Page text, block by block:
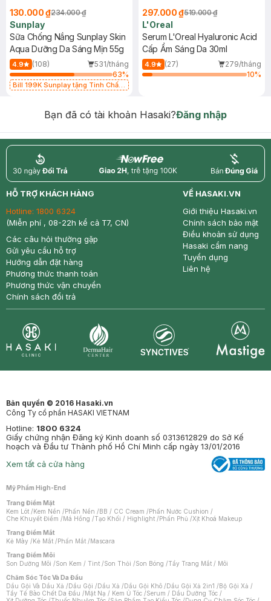
130.000 ₫234.000 ₫
Sunplay
Sữa Chống Nắng Sunplay Skin
Aqua Dưỡng Da Sáng Mịn 55g
4.9 (108)
531/tháng
63%
Bill 199K Sunplay tặng Tinh Chất
297.000 ₫519.000 ₫
L'Oreal
Serum L'Oreal Hyaluronic Acid
Cấp Ẩm Sáng Da 30ml
4.9 (27)
279/tháng
10%
Bạn đã có tài khoản Hasaki?Đăng nhập
return nowfree price
HỖ TRỢ KHÁCH HÀNG
Hotline: 1800 6324
(Miễn phí , 08-22h kể cả T7, CN)
Các câu hỏi thường gặp
Gửi yêu cầu hỗ trợ
Hướng dẫn đặt hàng
Phương thức thanh toán
Phương thức vận chuyển
Chính sách đổi trả
VỀ HASAKI.VN
Giới thiệu Hasaki.vn
Chính sách bảo mật
Điều khoản sử dụng
Hasaki cẩm nang
Tuyển dụng
Liên hệ
Bản quyền © 2016 Hasaki.vn
Công Ty cổ phần HASAKI VIETNAM
Hotline: 1800 6324
Giấy chứng nhận Đăng ký Kinh doanh số 0313612829 do Sở Kế
hoạch và Đầu tư Thành phố Hồ Chí Minh cấp ngày 13/01/2016
Xem tất cả cửa hàng
Mỹ Phẩm High-End
Trang Điểm Mặt
Kem Lót /Kem Nền /Phấn Nền /BB / CC Cream /Phấn Nước Cushion /
Che Khuyết Điểm /Má Hồng /Tạo Khối / Highlight /Phấn Phủ /Xịt Khoá Makeup
Trang Điểm Mắt
Kẻ Mày /Kẻ Mắt /Phấn Mắt /Mascara
Trang Điểm Môi
Son Dưỡng Môi /Son Kem / Tint /Son Thỏi /Son Bóng /Tẩy Trang Mắt / Môi
Chăm Sóc Tóc Và Da Đầu
Dầu Gội Và Dầu Xả /Dầu Gội /Dầu Xả /Dầu Gội Khô /Dầu Gội Xả 2in1 /Bộ Gội Xả /
Tẩy Tế Bào Chết Da Đầu /Mặt Nạ / Kem Ủ Tóc /Serum / Dầu Dưỡng Tóc /